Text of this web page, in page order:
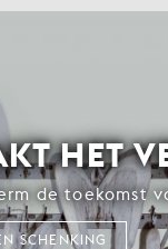
HET
de toekomst
SCHENKING